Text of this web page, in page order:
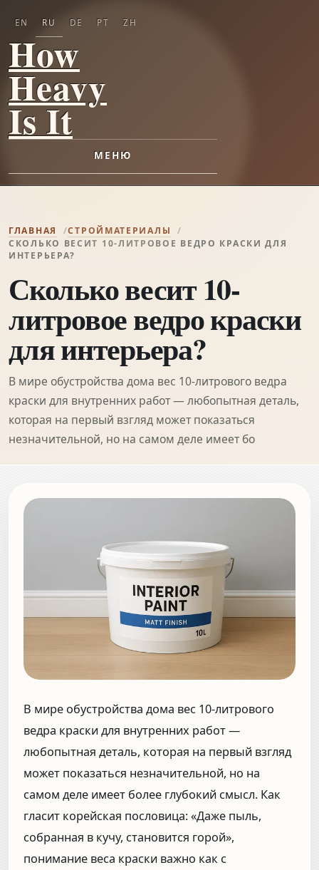
How
Heavy
Is It
МЕНЮ
EN RU DE PT ZH
ГЛАВНАЯ
СТРОЙМАТЕРИАЛЫ
СКОЛЬКО ВЕСИТ 10-ЛИТРОВОЕ ВЕДРО КРАСКИ ДЛЯ
ИНТЕРЬЕРА?
Сколько весит 10-
литровое ведро краски
для интерьера?
В мире обустройства дома вес 10-литрового ведра
краски для внутренних работ — любопытная деталь,
которая на первый взгляд может показаться
незначительной, но на самом деле имеет бо
В мире обустройства дома вес 10-литрового
ведра краски для внутренних работ —
любопытная деталь, которая на первый взгляд
может показаться незначительной, но на
самом деле имеет более глубокий смысл. Как
гласит корейская пословица: «Даже пыль,
собранная в кучу, становится горой»,
понимание веса краски важно как с